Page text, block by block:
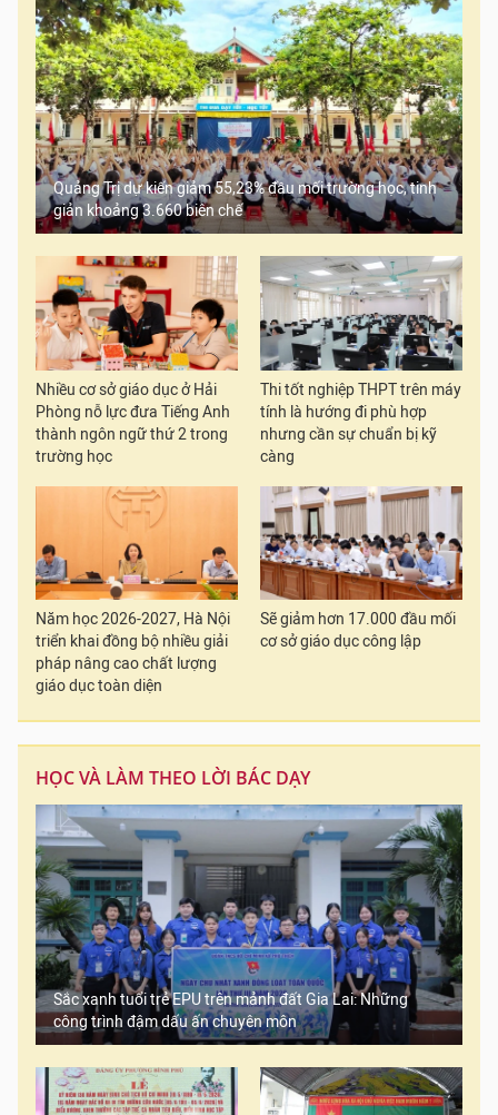
Quảng Trị dự kiến giảm 55,23% đầu mối trường học, tinh
giản khoảng 3.660 biên chế
Nhiều cơ sở giáo dục ở Hải
Phòng nỗ lực đưa Tiếng Anh
thành ngôn ngữ thứ 2 trong
trường học
Thi tốt nghiệp THPT trên máy
tính là hướng đi phù hợp
nhưng cần sự chuẩn bị kỹ
càng
Năm học 2026-2027, Hà Nội
triển khai đồng bộ nhiều giải
pháp nâng cao chất lượng
giáo dục toàn diện
Sẽ giảm hơn 17.000 đầu mối
cơ sở giáo dục công lập
HỌC VÀ LÀM THEO LỜI BÁC DẠY
Sắc xanh tuổi trẻ EPU trên mảnh đất Gia Lai: Những
công trình đậm dấu ấn chuyên môn